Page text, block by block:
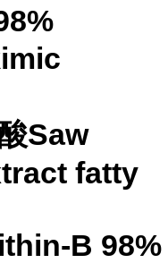
Saw
fatty
B 98%